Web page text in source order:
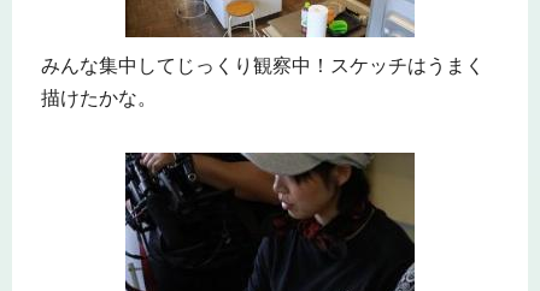
みんな集中してじっくり観察中！スケッチはうまく
描けたかな。